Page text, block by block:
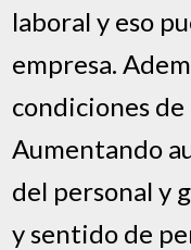
laboral y eso
empresa.
condiciones
Aumentando
del personal y
y sentido de